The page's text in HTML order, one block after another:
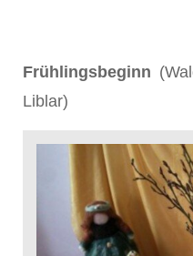
Frühlingsbeginn
Liblar)